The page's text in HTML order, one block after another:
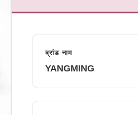
ब्रांड नाम
YANGMING